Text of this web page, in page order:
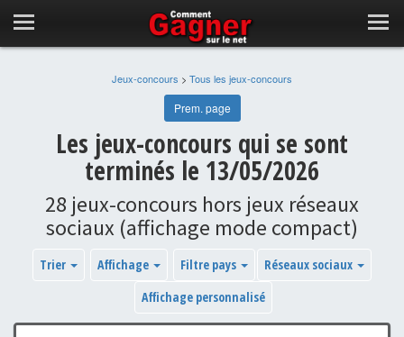
Jeux-concours > Tous les jeux-concours
Prem. page
Les jeux-concours qui se sont
terminés le 13/05/2026
28 jeux-concours hors jeux réseaux
sociaux (affichage mode compact)
Trier Affichage Filtre pays
Réseaux sociaux
Affichage personnalisé